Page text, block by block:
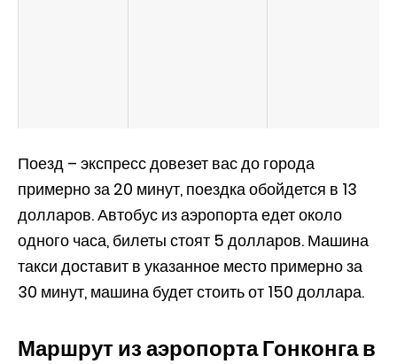
Поезд – экспресс довезет вас до города
примерно за 20 минут, поездка обойдется в 13
долларов. Автобус из аэропорта едет около
одного часа, билеты стоят 5 долларов. Машина
такси доставит в указанное место примерно за
30 минут, машина будет стоить от 150 доллара.
Маршрут из аэропорта Гонконга в